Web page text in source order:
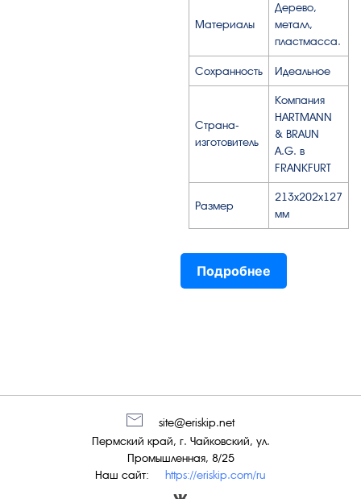
Материалы
Дерево,
металл,
пластмасса.
Сохранность Идеальное
Страна-
изготовитель
Компания
HARTMANN
& BRAUN
A.G. в
FRANKFURT
Размер
213х202х127
мм
Подробнее
Наш сайт: https://eriskip.com/ru
Пермский край, г. Чайковский, ул.
Промышленная, 8/25
site@eriskip.net